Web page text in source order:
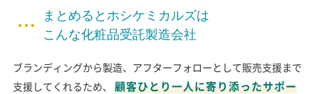
まとめるとホシケミカルズは
こんな化粧品受託製造会社
ブランディングから製造、アフターフォローとして販売支援まで
支援してくれるため、
顧客ひとり一人に寄り添ったサポー